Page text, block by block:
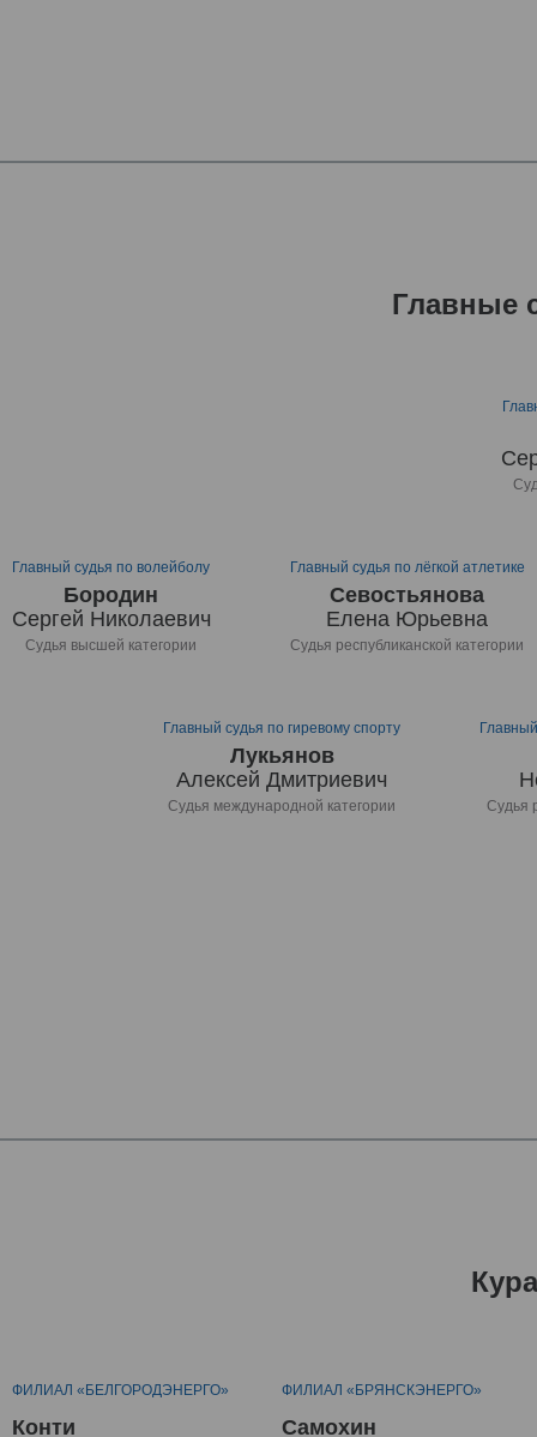
Главные
Главный судья по волейболу
Бородин
Сергей Николаевич
Судья высшей категории
Главный судья по лёгкой атлетике
Севостьянова
Елена Юрьевна
Судья республиканской категории
Главный судья по гиревому спорту
Лукьянов
Алексей Дмитриевич
Судья международной категории Судья
ФИЛИАЛ «БЕЛГОРОДЭНЕРГО»
Конти
ФИЛИАЛ «БРЯНСКЭНЕРГО»
Самохин